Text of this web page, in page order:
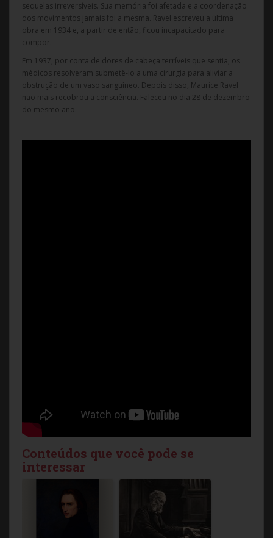
sequelas irreversíveis. Sua memória foi afetada e a coordenação
dos movimentos jamais foi a mesma. Ravel escreveu a última
obra em 1934 e, a partir de então, ficou incapacitado para
compor.
Em 1937, por conta de dores de cabeça terríveis que sentia, os
médicos resolveram submetê-lo a uma cirurgia para aliviar a
obstrução de um vaso sanguíneo. Depois disso, Maurice Ravel
não mais recobrou a consciência. Faleceu no dia 28 de dezembro
do mesmo ano.
Conteúdos que você pode se
interessar